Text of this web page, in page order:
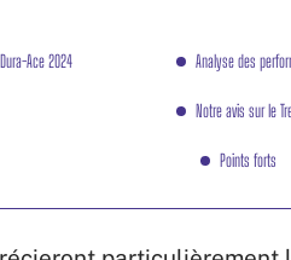
Ace 2024 Analyse des
Notre avis sur le
Points forts